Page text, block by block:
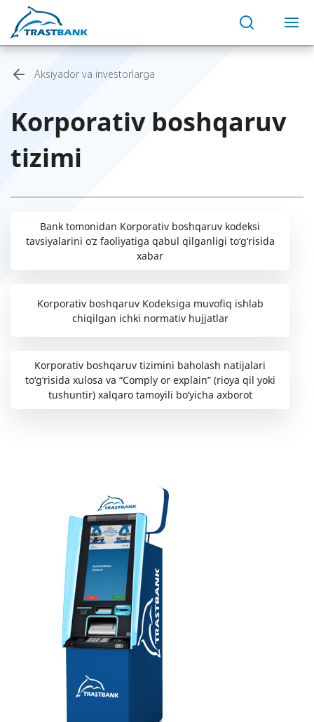
Aksiyador va investorlarga
Korporativ boshqaruv
tizimi
Bank tomonidan Korporativ boshqaruv kodeksi
tavsiyalarini o‘z faoliyatiga qabul qilganligi to‘g‘risida
xabar
Korporativ boshqaruv Kodeksiga muvofiq ishlab
chiqilgan ichki normativ hujjatlar
Korporativ boshqaruv tizimini baholash natijalari
to‘g‘risida xulosa va “Comply or explain” (rioya qil yoki
tushuntir) xalqaro tamoyili bo‘yicha axborot